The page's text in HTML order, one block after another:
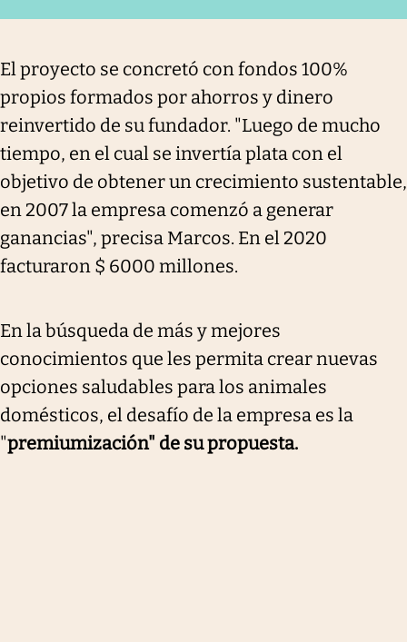
El proyecto se concretó con fondos 100%
propios formados por ahorros y dinero
reinvertido de su fundador. "Luego de mucho
tiempo, en el cual se invertía plata con el
objetivo de obtener un crecimiento sustentable,
en 2007 la empresa comenzó a generar
ganancias", precisa Marcos. En el 2020
facturaron $ 6000 millones.
En la búsqueda de más y mejores
conocimientos que les permita crear nuevas
opciones saludables para los animales
domésticos, el desafío de la empresa es la
"premiumización" de su propuesta.